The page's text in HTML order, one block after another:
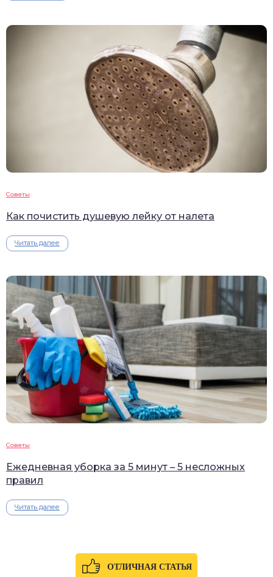
Советы
Как почистить душевую лейку от налета
Читать далее
Советы
Ежедневная уборка за 5 минут – 5 несложных
правил
Читать далее
ОТЛИЧНАЯ СТАТЬЯ